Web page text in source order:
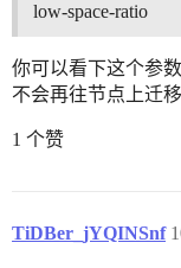
low-space-ratio
你可以看下这个参
不会再往节点上迁
1 个赞
TiDBer_jYQINSnf